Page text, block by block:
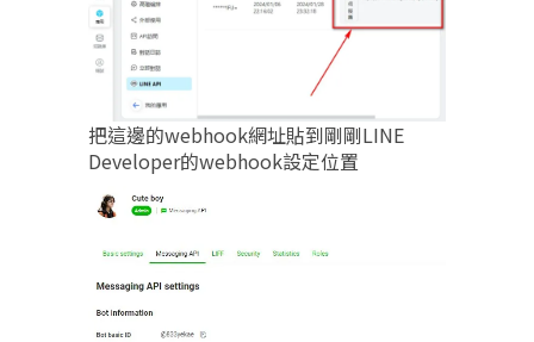
把這邊的webhook網址貼到剛剛LINE
Developer的webhook設定位置